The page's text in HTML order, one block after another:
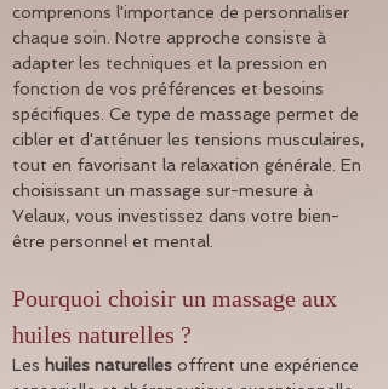
comprenons l'importance de personnaliser
chaque soin. Notre approche consiste à
adapter les techniques et la pression en
fonction de vos préférences et besoins
spécifiques. Ce type de massage permet de
cibler et d'atténuer les tensions musculaires,
tout en favorisant la relaxation générale. En
choisissant un massage sur-mesure à
Velaux, vous investissez dans votre bien-
être personnel et mental.
Pourquoi choisir un massage aux
huiles naturelles ?
Les huiles naturelles offrent une expérience